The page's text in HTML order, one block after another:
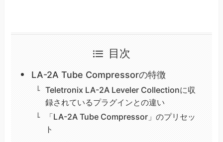
目次
LA-2A Tube Compressorの特徴
Teletronix LA-2A Leveler Collectionに収
録されているプラグインとの違い
「LA-2A Tube Compressor」のプリセッ
ト